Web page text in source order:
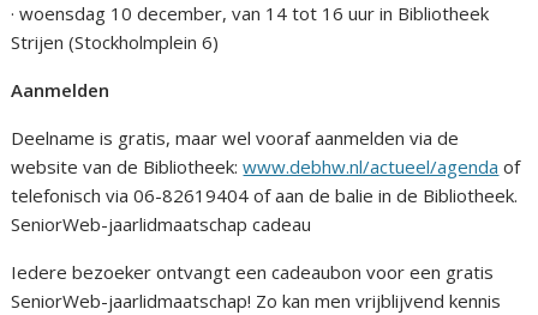
· woensdag 10 december, van 14 tot 16 uur in Bibliotheek
Strijen (Stockholmplein 6)
Aanmelden
Deelname is gratis, maar wel vooraf aanmelden via de
website van de Bibliotheek:www.debhw.nl/actueel/agenda of
telefonisch via 06-82619404 of aan de balie in de Bibliotheek.
SeniorWeb-jaarlidmaatschap cadeau
Iedere bezoeker ontvangt een cadeaubon voor een gratis
SeniorWeb-jaarlidmaatschap! Zo kan men vrijblijvend kennis